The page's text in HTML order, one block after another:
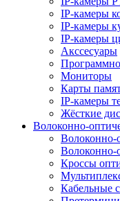
IP-камеры
IP-камеры
IP-камеры
Акссесуары
Мониторы
Карты
IP-камеры
Жёсткие
Волоконно-
Волоконно-
Волоконно-
Кроссы
Кабельные